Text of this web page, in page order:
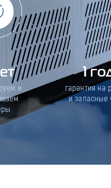
и
1
гарантия на
и запасные